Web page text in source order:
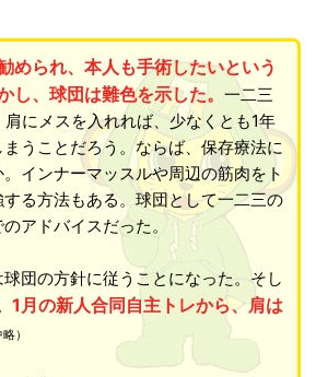
められ、本人も手術したいという
し、球団は難色を示した。 一二三
にメスを入れれば、少なくとも1年
うことだろう。ならば、保存療法に
インナーマッスルや周辺の筋肉をト
る方法もある。球団として一二三の
アドバイスだった。
団の方針に従うことになった。そし
1月の新人合同自主トレから、肩は
略）